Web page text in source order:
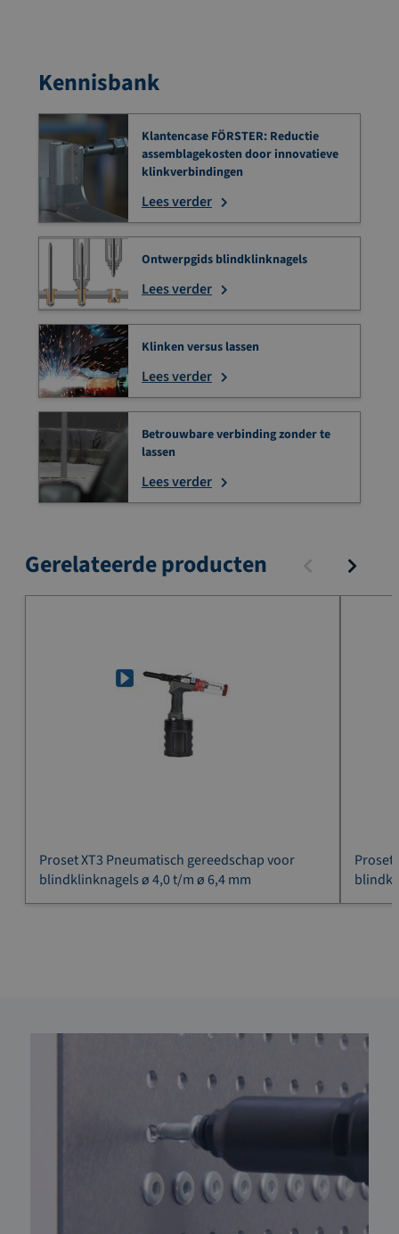
Kennisbank
Klantencase FÖRSTER: Reductie
assemblagekosten door innovatieve
klinkverbindingen
Lees verder
Ontwerpgids blindklinknagels
Lees verder
Klinken versus lassen
Lees verder
Betrouwbare verbinding zonder te
lassen
Lees verder
Gerelateerde producten
Proset XT3 Pneumatisch gereedschap voor
blindklinknagels ø 4,0 t/m ø 6,4 mm
Proset